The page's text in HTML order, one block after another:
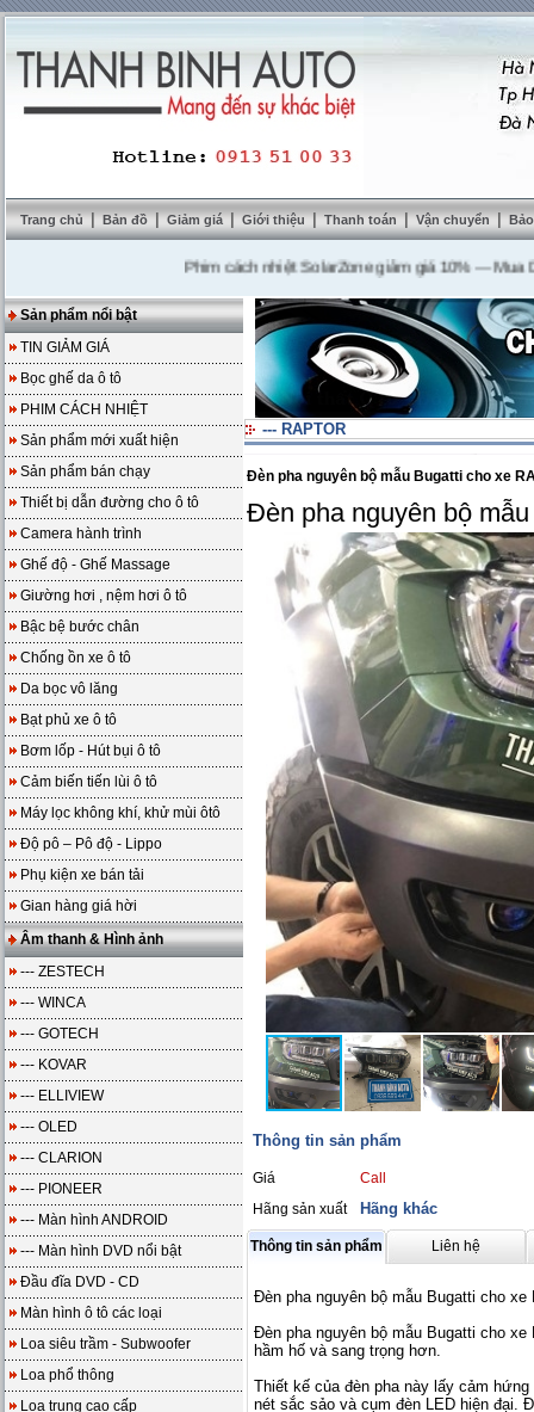
Trang chủ | Bản đồ | Giảm giá | Giới thiệu | Thanh toán | Vận chuyển |
Phim cách nhiệt SolarZone giảm giá 10%---Mua DVD
Sản phẩm nổi bật
TIN GIẢM GIÁ
Bọc ghế da ô tô
PHIM CÁCH NHIỆT
Sản phẩm mới xuất hiện
Sản phẩm bán chạy
Thiết bị dẫn đường cho ô tô
Camera hành trình
Ghế độ - Ghế Massage
Giường hơi , nệm hơi ô tô
Bậc bệ bước chân
Chống ồn xe ô tô
Da bọc vô lăng
Bạt phủ xe ô tô
Bơm lốp - Hút bụi ô tô
Cảm biến tiến lùi ô tô
Máy lọc không khí, khử mùi ôtô
Độ pô – Pô độ - Lippo
Phụ kiện xe bán tải
Gian hàng giá hời
Âm thanh & Hình ảnh
--- ZESTECH
--- WINCA
--- GOTECH
--- KOVAR
--- ELLIVIEW
--- OLED
--- CLARION
--- PIONEER
--- Màn hình ANDROID
--- Màn hình DVD nổi bật
Đầu đĩa DVD - CD
Màn hình ô tô các loại
Loa siêu trầm - Subwoofer
Loa phổ thông
Loa trung cao cấp
--- RAPTOR
Đèn pha nguyên bộ mẫu Bugatti cho xe
Đèn pha nguyên bộ
Thông tin sản phẩm
Giá
Call
Hãng sản xuất
Hãng khác
Thông tin sản phẩm Liên hệ
Đèn pha nguyên bộ mẫu Bugatti cho xe
Đèn pha nguyên bộ mẫu Bugatti cho
hầm hố và sang trọng hơn.
Thiết kế của đèn pha này lấy cảm
nét sắc sảo và cụm đèn LED hiện đại.